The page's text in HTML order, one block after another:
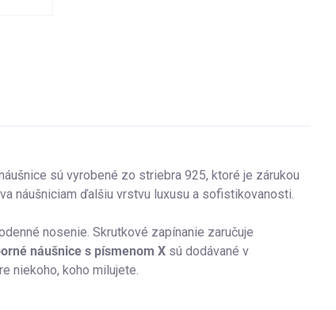
náušnice sú vyrobené zo striebra 925, ktoré je zárukou
náušniciam ďalšiu vrstvu luxusu a sofistikovanosti.
nosenie. Skrutkové zapínanie zaručuje
náušnice s písmenom X sú dodávané v
niekoho, koho milujete.